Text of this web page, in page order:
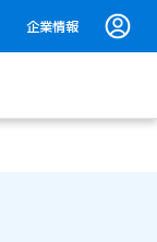
企業情報